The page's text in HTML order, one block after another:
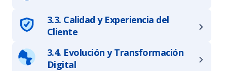
3.3. Calidad y Experiencia del
Cliente
3.4. Evolución y Transformación
Digital